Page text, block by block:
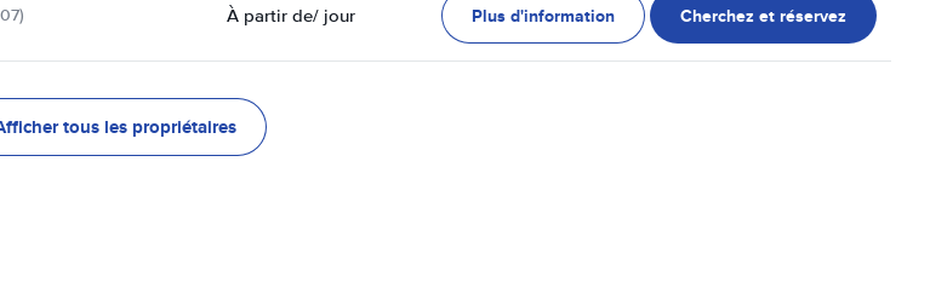
À partir de/ jour Plus d'information Cherchez et réservez
tous les propriétaires